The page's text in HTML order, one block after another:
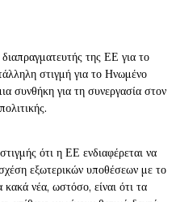
της ΕΕ για το
στιγμή για το Ηνωμένο
συνθήκη για τη συνεργασία στον
ότι η ΕΕ ενδιαφέρεται να
εξωτερικών υποθέσεων με το
νέα, ωστόσο, είναι ότι τα